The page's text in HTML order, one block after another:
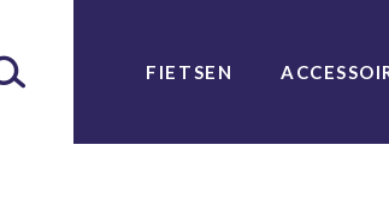
FIETSEN